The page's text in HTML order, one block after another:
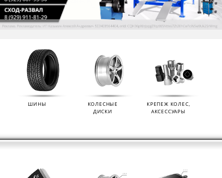
ШИНЫ
КОЛЕСНЫЕ
ДИСКИ
КРЕПЕЖ КОЛЕС,
АКСЕССУАРЫ